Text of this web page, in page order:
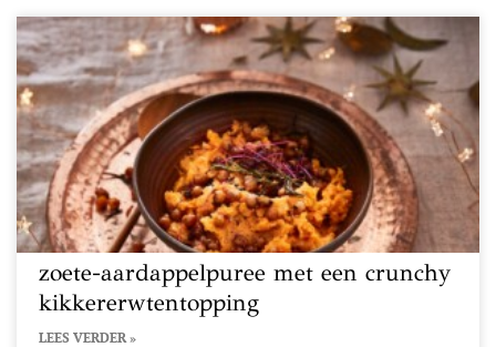
zoete-aardappelpuree met een crunchy
kikkererwtentopping
LEES VERDER »